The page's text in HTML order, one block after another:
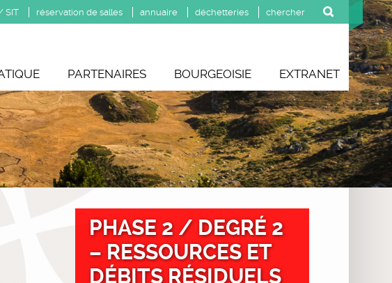
SIT réservation de salles annuaire déchetteries
PARTENAIRES BOURGEOISIE EXTRANET
PHASE 2 / DEGRÉ 2
– RESSOURCES ET
DÉBITS RÉSIDUELS